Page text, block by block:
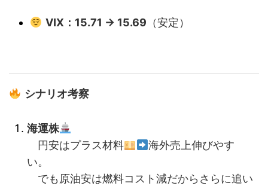
VIX：15.71 → 15.69 （安定）
シナリオ考察
海運株
円安はプラス材料
海外売上伸びやす
い。
でも原油安は燃料コスト減だからさらに追い